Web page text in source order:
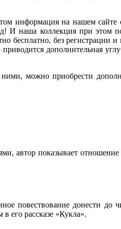
информация на нашем сайте
И наша коллекция при этом
бесплатно, без регистрации
дополнительная
можно приобрести
автор показывает
повествование донести до
его рассказе «Кукла».